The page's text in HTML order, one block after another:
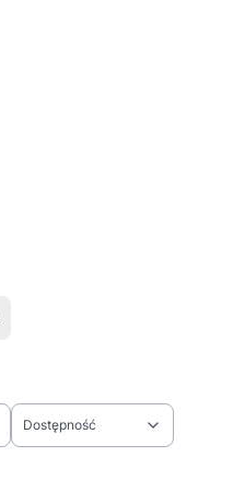
Dostępność